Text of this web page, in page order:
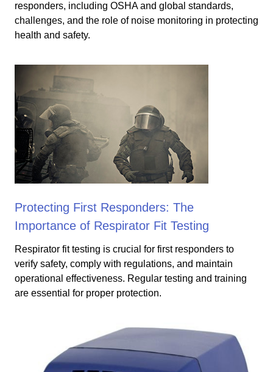
responders, including OSHA and global standards,
challenges, and the role of noise monitoring in protecting
health and safety.
Protecting First Responders: The
Importance of Respirator Fit Testing
Respirator fit testing is crucial for first responders to
verify safety, comply with regulations, and maintain
operational effectiveness. Regular testing and training
are essential for proper protection.